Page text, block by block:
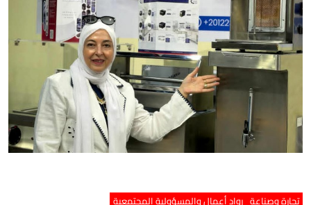
تجارة وصناعة رواد أعمال والمسؤولية المجتمعية